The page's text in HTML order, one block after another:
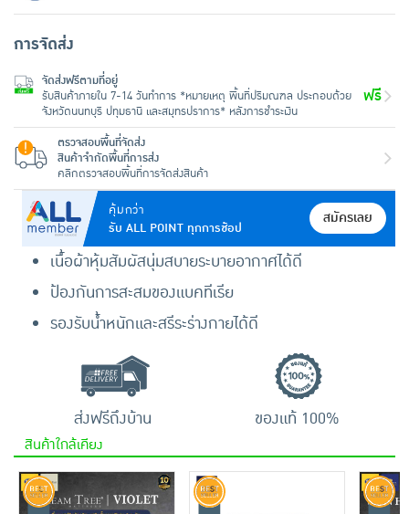
คุ้มกว่า
รับ ALL POINT ทุกการช้อป
สมัครเลย
เนื้อผ้าหุ้มสัมผัสนุ่มสบายระบายอากาศได้ดี
ป้องกันการสะสมของแบคทีเรีย
รองรับน้ำหนักและสรีระร่างกายได้ดี
การจัดส่ง
จัดส่งฟรีตามที่อยู่
รับสินค้าภายใน 7-14 วันทำการ *หมายเหตุ พื้นที่ปริมณฑล ประกอบด้วย
จังหวัดนนทบุรี ปทุมธานี และสมุทรปราการ* หลังการชำระเงิน
ฟรี
ตรวจสอบพื้นที่จัดส่ง
สินค้าจำกัดพื้นที่การส่ง
คลิกตรวจสอบพื้นที่การจัดส่งสินค้า
ส่งฟรีถึงบ้าน ของแท้ 100%
สินค้าใกล้เคียง